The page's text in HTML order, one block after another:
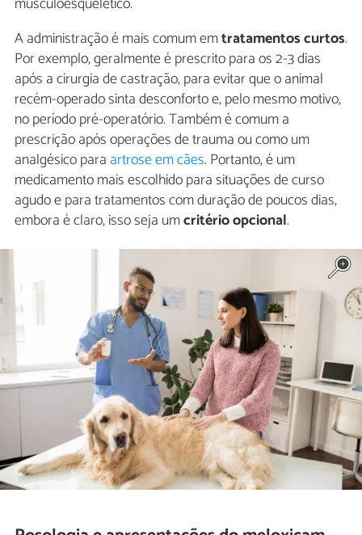
A administração é mais comum emtratamentos curtos.
Por exemplo, geralmente é prescrito para os 2-3 dias
após a cirurgia de castração, para evitar que o animal
recém-operado sinta desconforto e, pelo mesmo motivo,
no período pré-operatório. Também é comum a
prescrição após operações de trauma ou como um
analgésico para artrose em cães. Portanto, é um
medicamento mais escolhido para situações de curso
agudo e para tratamentos com duração de poucos dias,
embora é claro, isso seja umcritério opcional.